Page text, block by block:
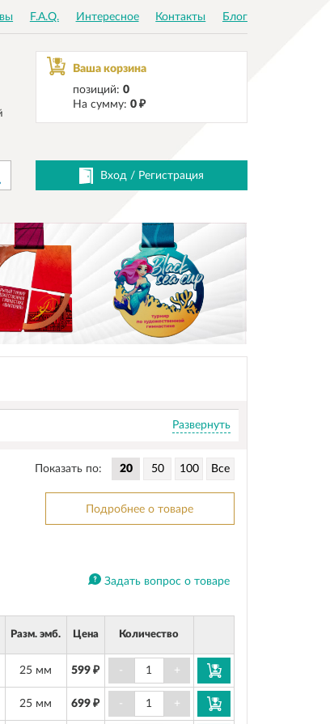
F.A.Q. Интересное Контакты Блог
Ваша корзина
позиций: 0
На сумму: 0 ₽
Вход/ Регистрация
Развернуть
Показать по:
Подробнее о товаре
Задать вопрос о товаре
Разм. эмб. Цена Количество
25 мм 599 ₽ - +
25 мм 699 ₽ - +